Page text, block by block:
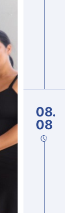
08.
08